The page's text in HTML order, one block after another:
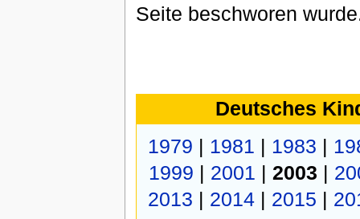
Seite beschworen
Deutsches
1979 | 1981 | 1983 |
1999 | 2001 | 2003 |
2013 | 2014| 2015 |